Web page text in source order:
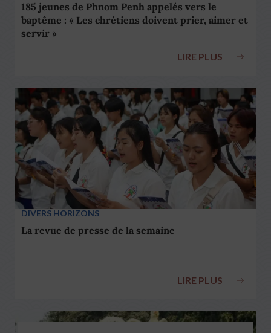
185 jeunes de Phnom Penh appelés vers le
baptême : « Les chrétiens doivent prier, aimer et
servir »
LIRE PLUS
DIVERS HORIZONS
La revue de presse de la semaine
LIRE PLUS